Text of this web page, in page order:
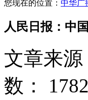
您现在的位置： 中华广
人民日报：中
文章来源
数：